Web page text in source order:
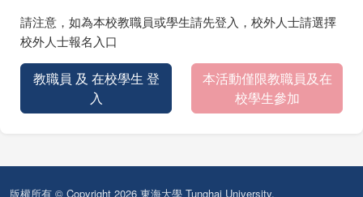
請注意，如為本校教職員或學生請先登入，校外人士請選擇
校外人士報名入口
教職員 及 在校學生 登
入
本活動僅限教職員及在
校學生參加
版權所有 © Copyright 2026 東海大學 Tunghai University.